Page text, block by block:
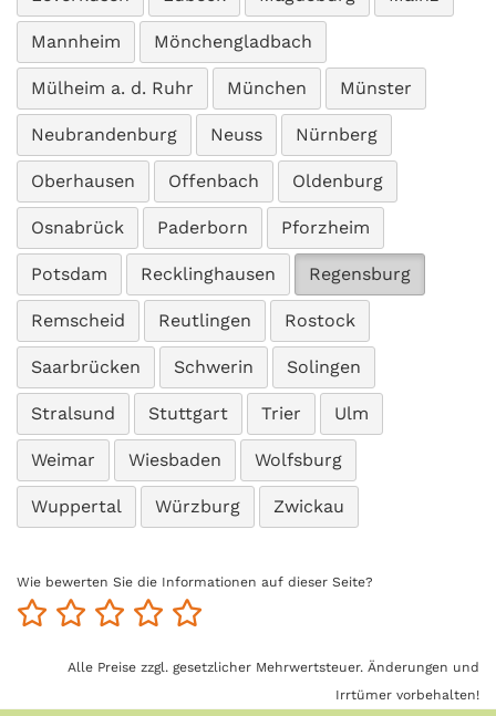
Mannheim Mönchengladbach
Mülheim a. d. Ruhr München Münster
Neubrandenburg Neuss Nürnberg
Oberhausen Offenbach Oldenburg
Osnabrück Paderborn Pforzheim
Potsdam Recklinghausen Regensburg
Remscheid Reutlingen Rostock
Saarbrücken Schwerin Solingen
Stralsund Stuttgart Trier Ulm
Weimar Wiesbaden Wolfsburg
Wuppertal Würzburg Zwickau
Wie bewerten Sie die Informationen auf dieser Seite?
Alle Preise zzgl. gesetzlicher Mehrwertsteuer. Änderungen und
Irrtümer vorbehalten!